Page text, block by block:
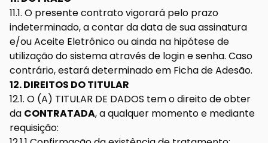
11.1. O presente contrato vigorará pelo prazo
indeterminado, a contar da data de sua assinatura
e/ou Aceite Eletrônico ou ainda na hipótese de
utilização do sistema através de login e senha. Caso
contrário, estará determinado em Ficha de Adesão.
12. DIREITOS DO TITULAR
12.1. O (A) TITULAR DE DADOS tem o direito de obter
da CONTRATADA, a qualquer momento e mediante
requisição: